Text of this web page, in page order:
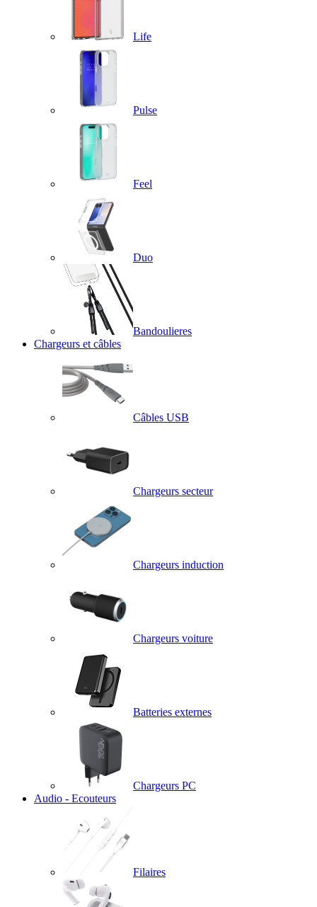
Life
Pulse
Feel
Duo
Bandoulieres
Chargeurs et câbles
Câbles USB
Chargeurs secteur
Chargeurs induction
Chargeurs voiture
Batteries externes
Chargeurs PC
Audio - Ecouteurs
Filaires